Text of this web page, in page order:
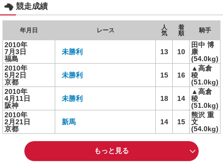
競走成績
年月日 レース
人
気
着
順
騎手
2010年
7月3日
福島
未勝利 13 10
田中 博
康
(54.0kg)
2010年
5月2日
京都
未勝利 15 16
▲高倉
稜
(51.0kg)
2010年
4月11日
阪神
未勝利 18 14
▲高倉
稜
(51.0kg)
2010年
2月21日
京都
新馬 14 15
熊沢 重
文
(54.0kg)
もっと見る